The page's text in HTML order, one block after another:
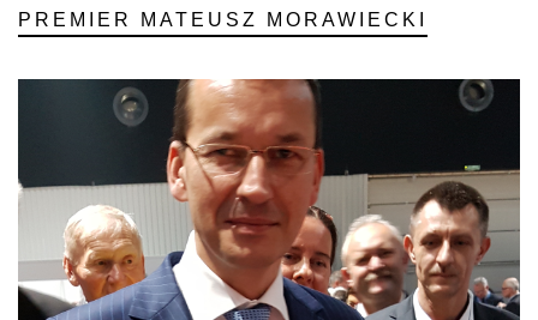
PREMIER MATEUSZ MORAWIECKI